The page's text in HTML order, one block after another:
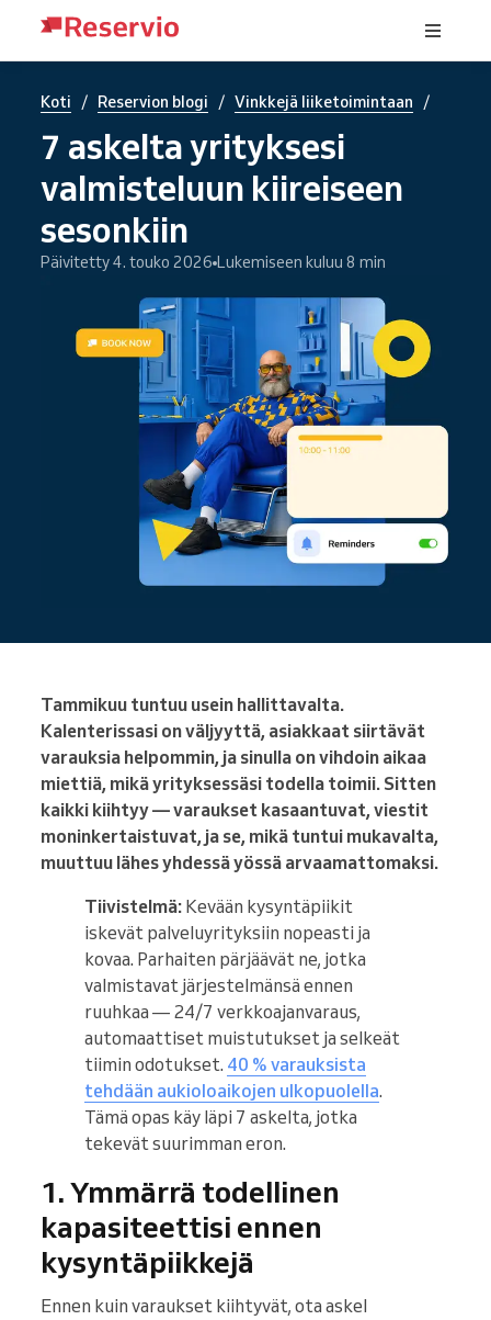
Koti / Reservion blogi / Vinkkejä liiketoimintaan /
7 askelta yrityksesi
valmisteluun kiireiseen
sesonkiin
Päivitetty 4. touko 2026 Lukemiseen kuluu 8 min
Tammikuu tuntuu usein hallittavalta.
Kalenterissasi on väljyyttä, asiakkaat siirtävät
varauksia helpommin, ja sinulla on vihdoin aikaa
miettiä, mikä yrityksessäsi todella toimii. Sitten
kaikki kiihtyy — varaukset kasaantuvat, viestit
moninkertaistuvat, ja se, mikä tuntui mukavalta,
muuttuu lähes yhdessä yössä arvaamattomaksi.
Tiivistelmä: Kevään kysyntäpiikit
iskevät palveluyrityksiin nopeasti ja
kovaa. Parhaiten pärjäävät ne, jotka
valmistavat järjestelmänsä ennen
ruuhkaa — 24/7 verkkoajanvaraus,
automaattiset muistutukset ja selkeät
tiimin odotukset. 40 % varauksista
tehdään aukioloaikojen ulkopuolella.
Tämä opas käy läpi 7 askelta, jotka
tekevät suurimman eron.
1. Ymmärrä todellinen
kapasiteettisi ennen
kysyntäpiikkejä
Ennen kuin varaukset kiihtyvät, ota askel